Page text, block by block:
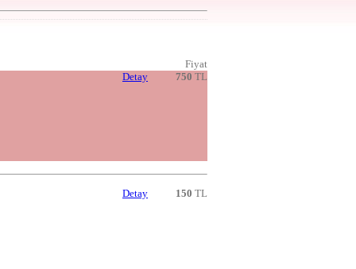
Fiyat
Detay 750 TL
Detay 150 TL